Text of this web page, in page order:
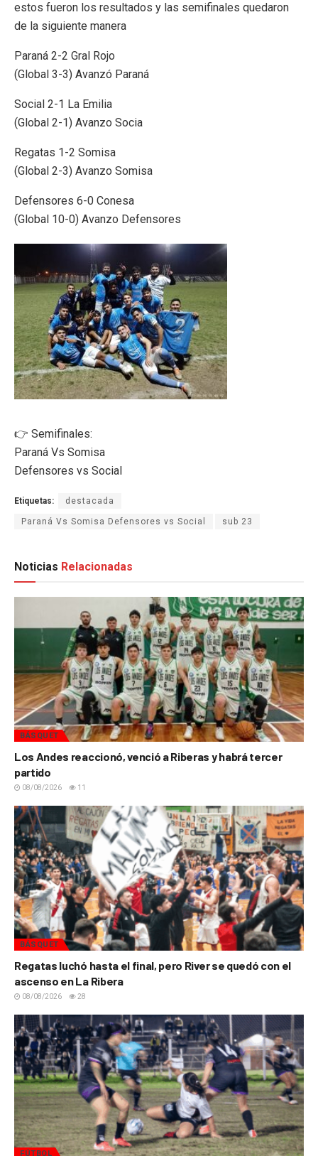
estos fueron los resultados y las semifinales quedaron
de la siguiente manera
Paraná 2-2 Gral Rojo
(Global 3-3) Avanzó Paraná
Social 2-1 La Emilia
(Global 2-1) Avanzo Socia
Regatas 1-2 Somisa
(Global 2-3) Avanzo Somisa
Defensores 6-0 Conesa
(Global 10-0) Avanzo Defensores
👉 Semifinales:
Paraná Vs Somisa
Defensores vs Social
Etiquetas: destacada
Paraná Vs Somisa Defensores vs Social sub 23
Noticias Relacionadas
BÁSQUET
Los Andes reaccionó, venció a Riberas y habrá tercer
partido
08/08/2026 11
BÁSQUET
Regatas luchó hasta el final, pero River se quedó con el
ascenso en La Ribera
08/08/2026 28
FÚTBOL